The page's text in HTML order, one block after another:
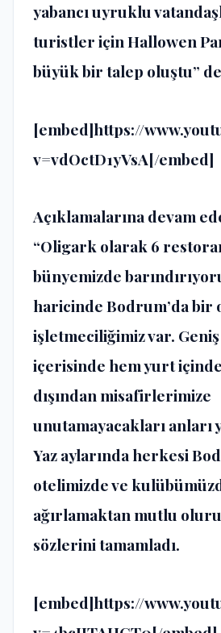
yabancı uyruklu
turistler için Hallowen
büyük bir talep oluştu”
[embed]https://
v=vdOctD1yVsA[/embed]
Açıklamalarına devam
“Oligark olarak 6
bünyemizde
haricinde Bodrum’da bir
işletmeciliğimiz var.
içerisinde hem yurt
dışından misafirlerimize
unutamayacakları anları
Yaz aylarında herkesi
otelimizde ve
ağırlamaktan mutlu
sözlerini tamamladı.
[embed]https://